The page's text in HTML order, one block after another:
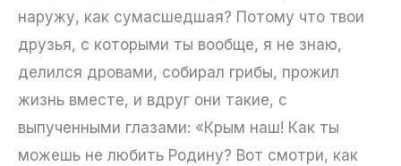
наружу, как сумасшедшая? Потому что твои
друзья, с которыми ты вообще, я не знаю,
делился дровами, собирал грибы, прожил
жизнь вместе, и вдруг они такие, с
выпученными глазами: «Крым наш! Как ты
можешь не любить Родину? Вот смотри, как